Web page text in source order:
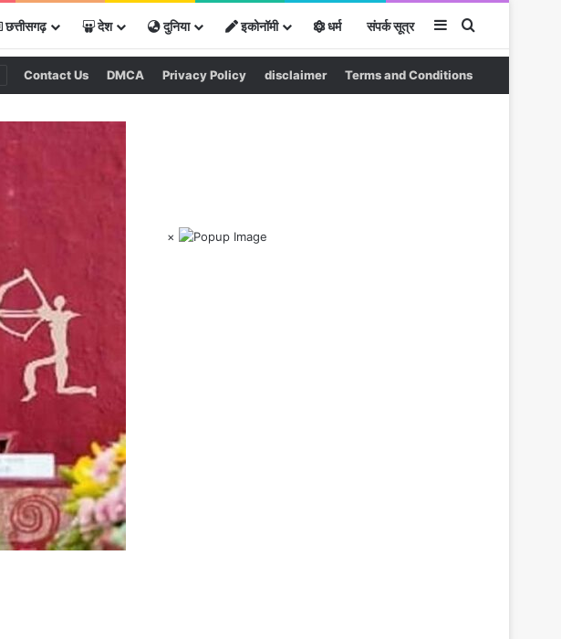
छत्तीसगढ़ देश दुनिया इकोनॉमी धर्म संपर्क सूत्र SidebarSearch for
Contact Us DMCA Privacy Policy disclaimer Terms and Conditions
×